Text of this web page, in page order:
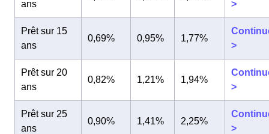
ans
>
Prêt sur 15
ans
0,69% 0,95% 1,77%
>
Prêt sur 20
ans
0,82% 1,21% 1,94%
>
Prêt sur 25
ans
0,90% 1,41% 2,25%
>